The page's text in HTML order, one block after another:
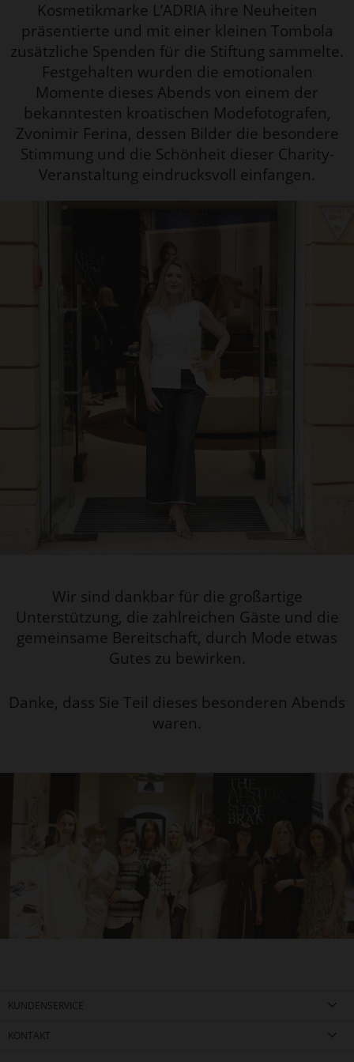
Kosmetikmarke L’ADRIA ihre Neuheiten
präsentierte und mit einer kleinen Tombola
zusätzliche Spenden für die Stiftung sammelte.
Festgehalten wurden die emotionalen
Momente dieses Abends von einem der
bekanntesten kroatischen Modefotografen,
Zvonimir Ferina, dessen Bilder die besondere
Stimmung und die Schönheit dieser Charity-
Veranstaltung eindrucksvoll einfangen.
Wir sind dankbar für die großartige
Unterstützung, die zahlreichen Gäste und die
gemeinsame Bereitschaft, durch Mode etwas
Gutes zu bewirken.
Danke, dass Sie Teil dieses besonderen Abends
waren.
KUNDENSERVICE
KONTAKT